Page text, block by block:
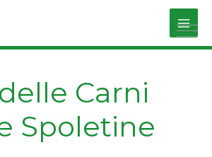
Main
Carni
Spoletine